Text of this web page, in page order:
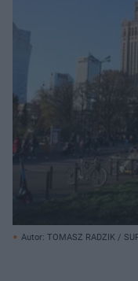
Autor: TOMASZ RADZIK /